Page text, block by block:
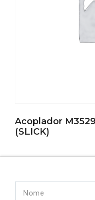
Acoplador
(SLICK)